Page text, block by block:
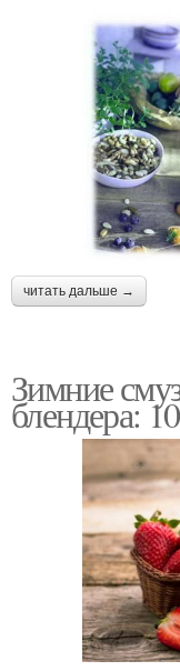
читать дальше →
Зимние
блендера: